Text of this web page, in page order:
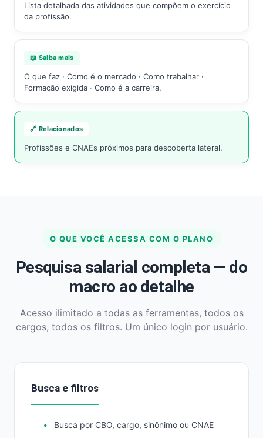
Lista detalhada das atividades que compõem o exercício
da profissão.
📖 Saiba mais
O que faz · Como é o mercado · Como trabalhar ·
Formação exigida · Como é a carreira.
🔗 Relacionados
Profissões e CNAEs próximos para descoberta lateral.
O QUE VOCÊ ACESSA COM O PLANO
Pesquisa salarial completa — do
macro ao detalhe
Acesso ilimitado a todas as ferramentas, todos os
cargos, todos os filtros. Um único login por usuário.
Busca e filtros
Busca por CBO, cargo, sinônimo ou CNAE